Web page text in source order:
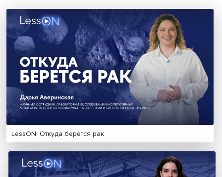
гражданских активистов со всей страны
В преддверии Дня народного единства пройдет
юбилейный форум «Сообщество», посвященный 20-
летию Общественной палаты России. Мероприятие
ключевой площадкой для обсуждения роли
гражд......
Российские студенческие
отряды приступили к
строительству БАМа
Оригами, скрипка,
Сиамси: в Вышке
традиционный День
востоковеда
От Петра I до санкций: как менялись отношения
Нидерландов